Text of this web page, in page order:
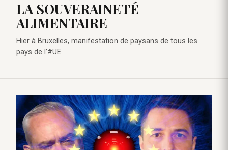
LA SOUVERAINETÉ
ALIMENTAIRE
Hier à Bruxelles, manifestation de paysans de tous les
pays de l’#UE